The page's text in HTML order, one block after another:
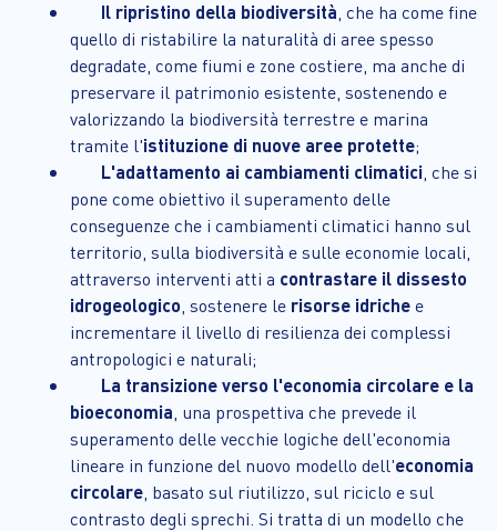
Il ripristino della biodiversità , che ha come fine
quello di ristabilire la naturalità di aree spesso
degradate, come fiumi e zone costiere, ma anche di
preservare il patrimonio esistente, sostenendo e
valorizzando la biodiversità terrestre e marina
tramite l'istituzione di nuove aree protette;
L'adattamento ai cambiamenti climatici , che si
pone come obiettivo il superamento delle
conseguenze che i cambiamenti climatici hanno sul
territorio, sulla biodiversità e sulle economie locali,
attraverso interventi atti a contrastare il dissesto
idrogeologico , sostenere le risorse idrichee
incrementare il livello di resilienza dei complessi
antropologici e naturali;
La transizione verso l'economia circolare e la
bioeconomia , una prospettiva che prevede il
superamento delle vecchie logiche dell'economia
lineare in funzione del nuovo modello dell'economia
circolare , basato sul riutilizzo, sul riciclo e sul
contrasto degli sprechi. Si tratta di un modello che